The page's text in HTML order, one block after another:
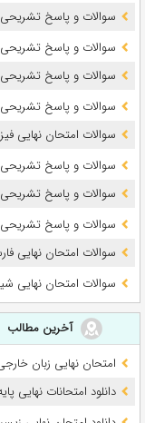
سوالات و پاسخ تشریحی کنکور
سوالات و پاسخ تشریحی کنکور
سوالات و پاسخ تشریحی
سوالات و پاسخ تشریحی کنکور
سوالات امتحان نهایی فیزیک 3 سال دوازدهم (1397
سوالات و پاسخ تشریحی
سوالات و پاسخ تشریحی کنکور
سوالات و پاسخ تشریحی
سوالات امتحان نهایی فارسی 3 سال دوازدهم (1397
سوالات امتحان نهایی شیمی 3 سال دوازدهم (1397
آخرین مطالب
امتحان نهایی زبان خارجی 2 پایه یازدهم تیر و مرداد 1405 +
دانلود امتحانات نهایی